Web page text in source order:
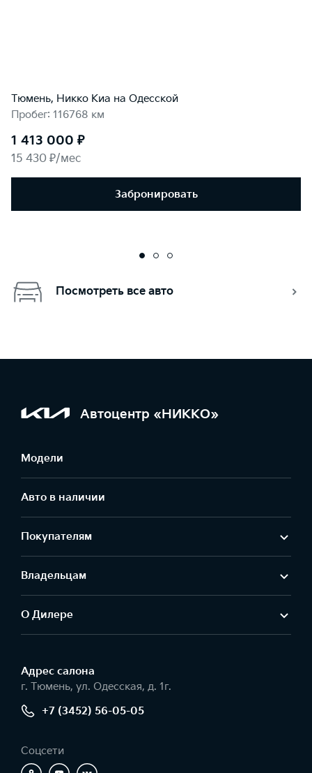
Тюмень, Никко Kиа на Одесской
Пробег: 116768 км
1 413 000 ₽
15 430 ₽/мес
Забронировать
Посмотреть все авто
Автоцентр «НИККО»
Модели
Авто в наличии
Покупателям
Владельцам
О Дилере
Адрес салонa
г. Тюмень, ул. Одесская, д. 1г.
+7 (3452) 56-05-05
Соцсети